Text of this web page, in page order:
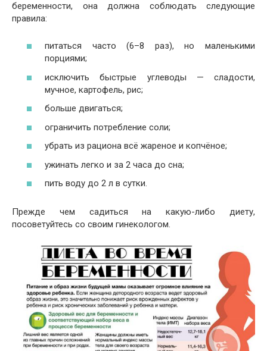
беременности, она должна соблюдать следующие
правила:
питаться часто (6–8 раз), но маленькими
порциями;
исключить быстрые углеводы — сладости,
мучное, картофель, рис;
больше двигаться;
ограничить потребление соли;
убрать из рациона всё жареное и копчёное;
ужинать легко и за 2 часа до сна;
пить воду до 2 л в сутки.
Прежде чем садиться на какую-либо диету,
посоветуйтесь со своим гинекологом.